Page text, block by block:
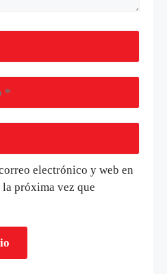
electrónico y web en
la próxima vez que